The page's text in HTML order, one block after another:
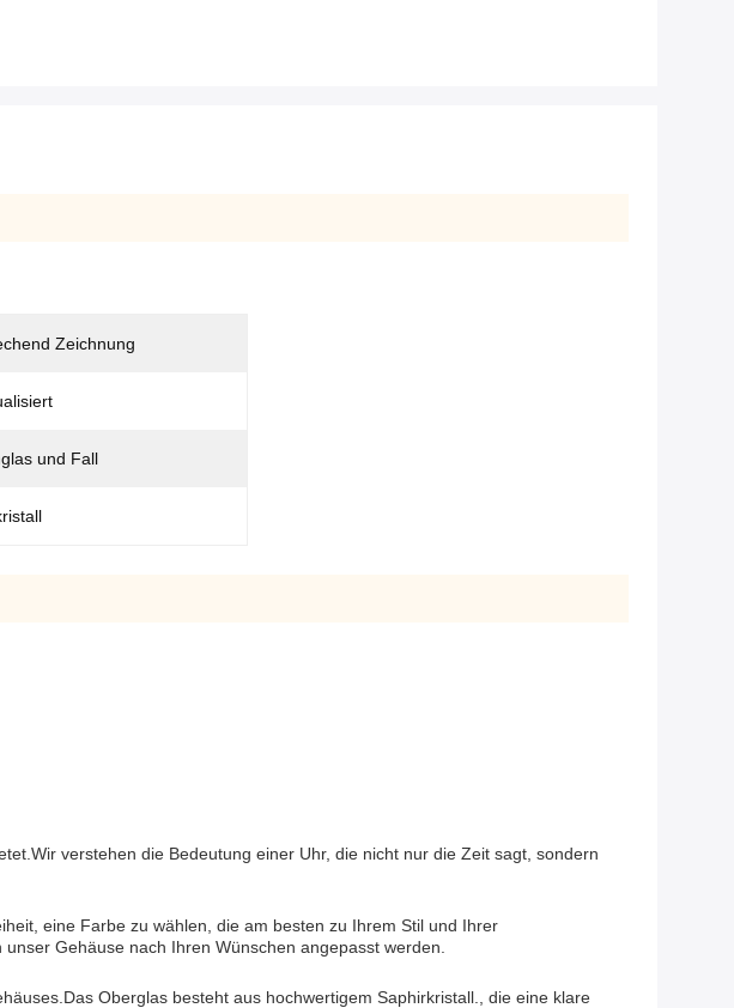
Zeichnung
und Fall
verstehen die Bedeutung einer Uhr, die nicht nur die Zeit sagt, sondern
eine Farbe zu wählen, die am besten zu Ihrem Stil und Ihrer
Gehäuse nach Ihren Wünschen angepasst werden.
Oberglas besteht aus hochwertigem Saphirkristall., die eine klare